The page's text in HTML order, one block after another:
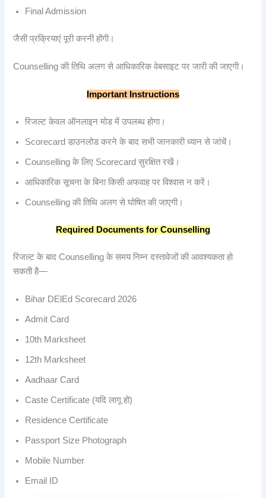
Final Admission
जैसी प्रक्रियाएं पूरी करनी होंगी।
Counselling की तिथि अलग से आधिकारिक वेबसाइट पर जारी की जाएगी।
Important Instructions
रिजल्ट केवल ऑनलाइन मोड में उपलब्ध होगा।
Scorecard डाउनलोड करने के बाद सभी जानकारी ध्यान से जांचें।
Counselling के लिए Scorecard सुरक्षित रखें।
आधिकारिक सूचना के बिना किसी अफवाह पर विश्वास न करें।
Counselling की तिथि अलग से घोषित की जाएगी।
Required Documents for Counselling
रिजल्ट के बाद Counselling के समय निम्न दस्तावेजों की आवश्यकता हो
सकती है—
Bihar DElEd Scorecard 2026
Admit Card
10th Marksheet
12th Marksheet
Aadhaar Card
Caste Certificate (यदि लागू हो)
Residence Certificate
Passport Size Photograph
Mobile Number
Email ID